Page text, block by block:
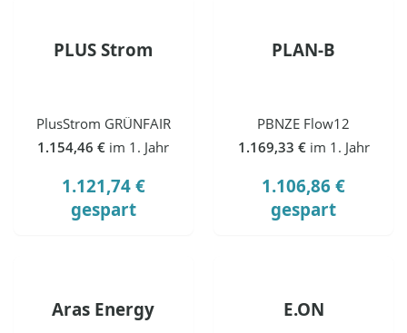
PLUS Strom
PlusStrom GRÜNFAIR
1.154,46 € im 1. Jahr
1.121,74 €
gespart
PLAN-B
PBNZE Flow12
1.169,33 € im 1. Jahr
1.106,86 €
gespart
Aras Energy E.ON